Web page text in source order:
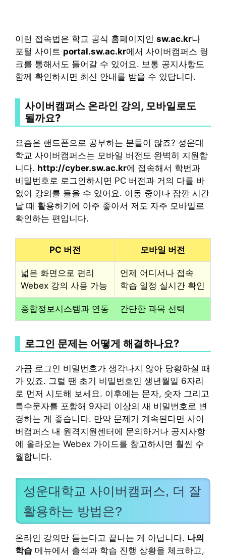
이런 접속법은 학교 공식 홈페이지인 sw.ac.kr나
포털 사이트 portal.sw.ac.kr에서 사이버캠퍼스 링
크를 통해서도 들어갈 수 있어요. 보통 공지사항도
함께 확인하시면 최신 안내를 받을 수 있답니다.
사이버캠퍼스 온라인 강의, 모바일로도
될까요?
요즘은 핸드폰으로 공부하는 분들이 많죠? 성운대
학교 사이버캠퍼스는 모바일 버전도 완벽히 지원합
니다. http://cyber.sw.ac.kr에 접속해서 학번과
비밀번호로 로그인하시면 PC 버전과 거의 다를 바
없이 강의를 들을 수 있어요. 이동 중이나 잠깐 시간
날 때 활용하기에 아주 좋아서 저도 자주 모바일로
확인하는 편입니다.
PC 버전 모바일 버전
넓은 화면으로 편리
Webex 강의 사용 가능
언제 어디서나 접속
학습 일정 실시간 확인
종합정보시스템과 연동 간단한 과목 선택
로그인 문제는 어떻게 해결하나요?
가끔 로그인 비밀번호가 생각나지 않아 당황하실 때
가 있죠. 그럴 땐 초기 비밀번호인 생년월일 6자리
로 먼저 시도해 보세요. 이후에는 문자, 숫자 그리고
특수문자를 포함해 9자리 이상의 새 비밀번호로 변
경하는 게 좋습니다. 만약 문제가 계속된다면 사이
버캠퍼스 내 원격지원센터에 문의하거나 공지사항
에 올라오는 Webex 가이드를 참고하시면 훨씬 수
월합니다.
성운대학교 사이버캠퍼스, 더 잘
활용하는 방법은?
온라인 강의만 듣는다고 끝나는 게 아닙니다. 나의
학습 메뉴에서 출석과 학습 진행 상황을 체크하고,